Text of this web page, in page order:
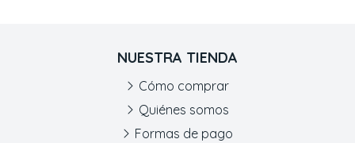
NUESTRA TIENDA
Cómo comprar
Quiénes somos
Formas de pago